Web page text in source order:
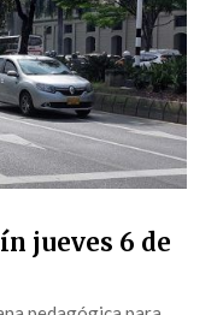
jueves 6 de